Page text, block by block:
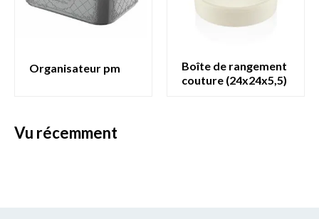
organisateur pm
boîte de rangement
couture (24x24x5,5)
vu récemment